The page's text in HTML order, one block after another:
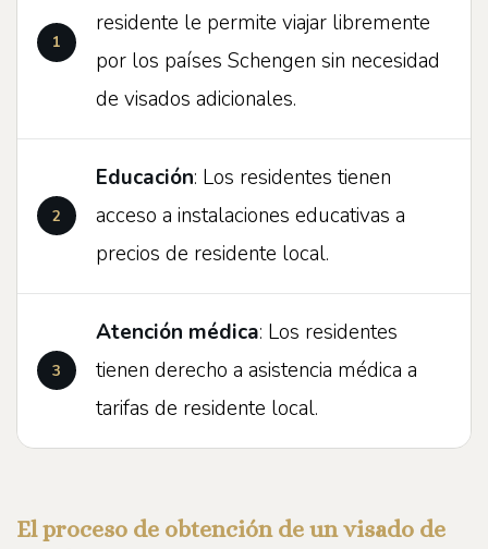
residente le permite viajar libremente
por los países Schengen sin necesidad
de visados adicionales.
Educación: Los residentes tienen
acceso a instalaciones educativas a
precios de residente local.
Atención médica: Los residentes
tienen derecho a asistencia médica a
tarifas de residente local.
El proceso de obtención de un visado de